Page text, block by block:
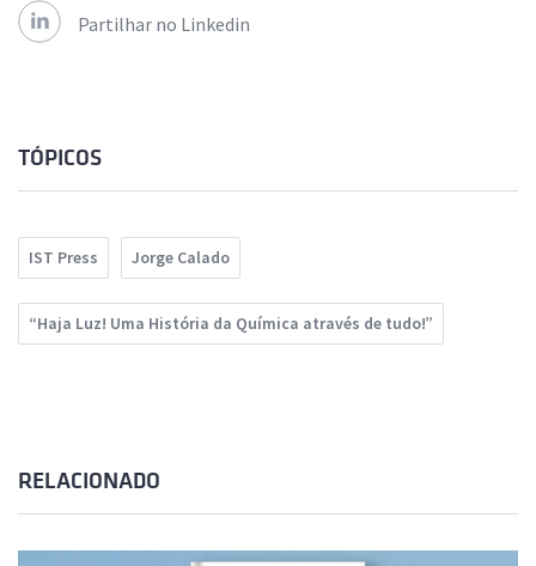
Partilhar no Linkedin
TÓPICOS
IST Press Jorge Calado
“Haja Luz! Uma História da Química através de tudo!”
RELACIONADO